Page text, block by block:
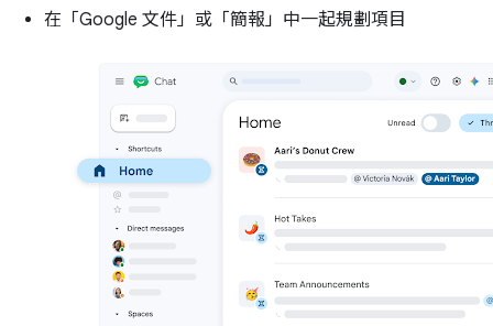
在「Google 文件」或「簡報」中一起規劃項目